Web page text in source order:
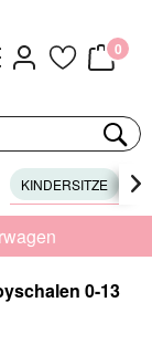
0
KINDERSITZE 
0-13